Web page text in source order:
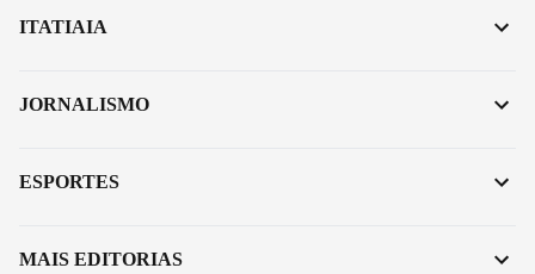
ITATIAIA
JORNALISMO
ESPORTES
MAIS EDITORIAS